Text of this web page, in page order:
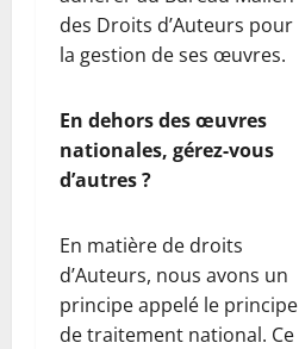
des Droits d’Auteurs pour
la gestion de ses œuvres.
En dehors des œuvres
nationales, gérez-vous
d’autres ?
En matière de droits
d’Auteurs, nous avons un
principe appelé le principe
de traitement national. Ce